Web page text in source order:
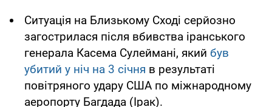
Ситуація на Близькому Сході серйозно
загострилася після вбивства іранського
генерала Касема Сулеймані, який був
убитий у ніч на 3 січня в результаті
повітряного удару США по міжнародному
аеропорту Багдада (Ірак).